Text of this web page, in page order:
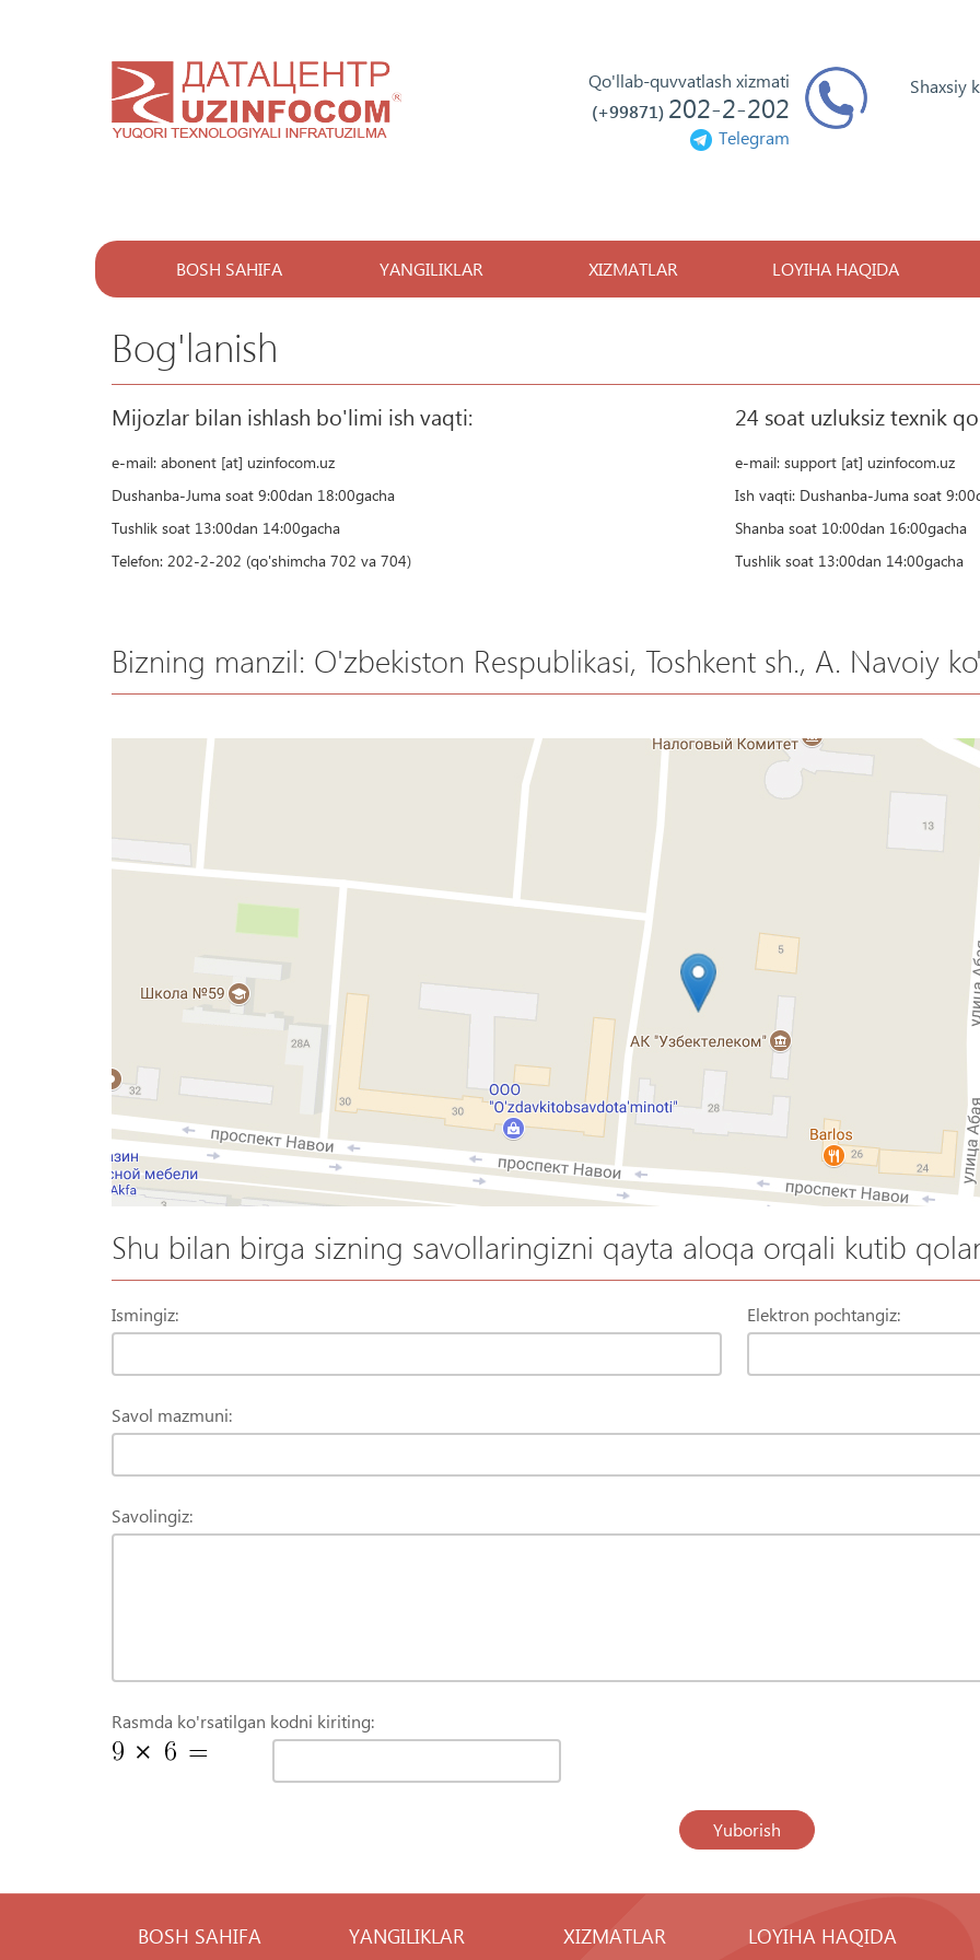
BOSH SAHIFA YANGILIKLAR XIZMATLAR LOYIHA HAQIDA
Shaxsiy
Qo'llab-quvvatlash xizmati
(+99871) 202-2-202
Telegram
Bog'lanish
Mijozlar bilan ishlash bo'limi ish vaqti:
e-mail: abonent [at] uzinfocom.uz
Dushanba-Juma soat 9:00dan 18:00gacha
Tushlik soat 13:00dan 14:00gacha
Telefon: 202-2-202 (qo'shimcha 702 va 704)
24 soat uzluksiz texnik
e-mail: support [at] uzinfocom.uz
Ish vaqti: Dushanba-Juma soat
Shanba soat 10:00dan 16:00gacha
Tushlik soat 13:00dan 14:00gacha
Bizning manzil: O'zbekiston Respublikasi, Toshkent sh., A. Navoiy
Shu bilan birga sizning savollaringizni qayta aloqa orqali kutib
Ismingiz: Elektron pochtangiz:
Savol mazmuni:
Savolingiz:
Rasmda ko'rsatilgan kodni kiriting:
Yuborish
BOSH SAHIFA YANGILIKLAR XIZMATLAR LOYIHA HAQIDA